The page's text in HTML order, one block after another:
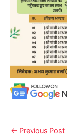
← Previous Post